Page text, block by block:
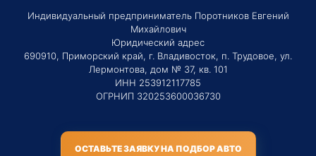
Индивидуальный предприниматель Поротников Евгений
Михайлович
Юридический адрес
690910, Приморский край, г. Владивосток, п. Трудовое, ул.
Лермонтова, дом № 37, кв. 101
ИНН 253912117785
ОГРНИП 320253600036730
ОСТАВЬТЕ ЗАЯВКУ НА ПОДБОР АВТО